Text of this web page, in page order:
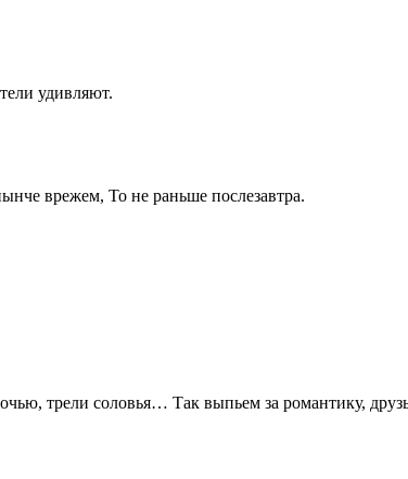
удивляют.
врежем, То не раньше послезавтра.
трели соловья… Так выпьем за романтику,